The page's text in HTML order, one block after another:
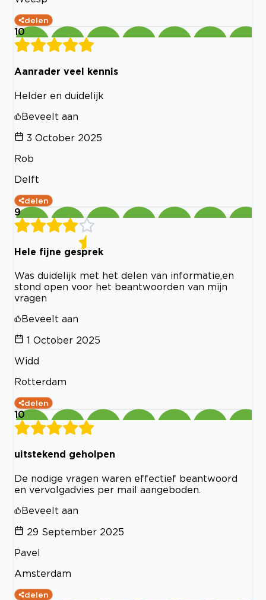
delen
10
Aanrader veel kennis
Helder en duidelijk
Beveelt aan
3 October 2025
Rob
Delft
delen
9
Hele fijne gesprek
Was duidelijk met het delen van informatie,en
stond open voor het beantwoorden van mijn
vragen
Beveelt aan
1 October 2025
Widd
Rotterdam
delen
10
uitstekend geholpen
De nodige vragen waren effectief beantwoord
en vervolgadvies per mail aangeboden.
Beveelt aan
29 September 2025
Pavel
Amsterdam
delen